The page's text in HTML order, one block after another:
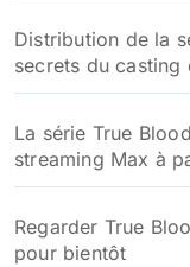
Distribution de la
secrets du casting
La série True
streaming Max à
Regarder True
pour bientôt